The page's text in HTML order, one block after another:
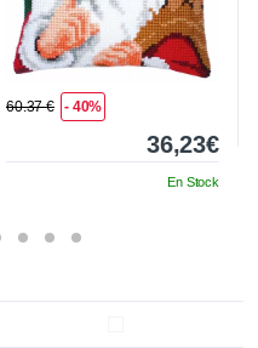
60.37 € - 40%
36,23€
En Stock